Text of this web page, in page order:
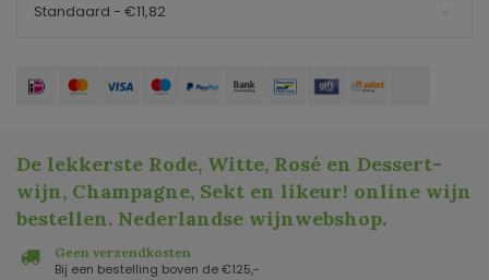
Standaard - €11,82
De lekkerste Rode, Witte, Rosé en Dessert-
wijn, Champagne, Sekt en likeur! online wijn
bestellen. Nederlandse wijnwebshop.
Geen verzendkosten
Bij een bestelling boven de €125,-